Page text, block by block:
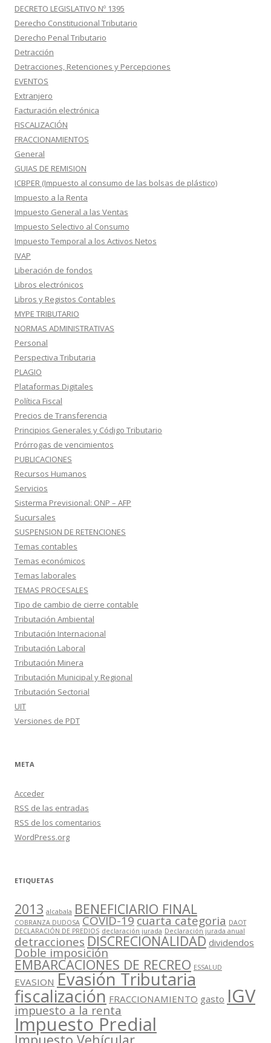
DECRETO LEGISLATIVO Nº 1395
Derecho Constitucional Tributario
Derecho Penal Tributario
Detracción
Detracciones, Retenciones y Percepciones
EVENTOS
Extranjero
Facturación electrónica
FISCALIZACIÓN
FRACCIONAMIENTOS
General
GUIAS DE REMISION
ICBPER (Impuesto al consumo de las bolsas de plástico)
Impuesto a la Renta
Impuesto General a las Ventas
Impuesto Selectivo al Consumo
Impuesto Temporal a los Activos Netos
IVAP
Liberación de fondos
Libros electrónicos
Libros y Registos Contables
MYPE TRIBUTARIO
NORMAS ADMINISTRATIVAS
Personal
Perspectiva Tributaria
PLAGIO
Plataformas Digitales
Política Fiscal
Precios de Transferencia
Principios Generales y Código Tributario
Prórrogas de vencimientos
PUBLICACIONES
Recursos Humanos
Servicios
Sisterma Previsional: ONP – AFP
Sucursales
SUSPENSION DE RETENCIONES
Temas contables
Temas económicos
Temas laborales
TEMAS PROCESALES
Tipo de cambio de cierre contable
Tributación Ambiental
Tributación Internacional
Tributación Laboral
Tributación Minera
Tributación Municipal y Regional
Tributación Sectorial
UIT
Versiones de PDT
META
Acceder
RSS de las entradas
RSS de los comentarios
WordPress.org
ETIQUETAS
2013 alcabala BENEFICIARIO FINAL
COBRANZA DUDOSA COVID-19cuarta categoria DAOT
DECLARACIÓN DE PREDIOS declaración jurada Declaración jurada anual
detracciones DISCRECIONALIDAD dividendos
Doble imposición
EMBARCACIONES DE RECREO ESSALUD
EVASION Evasión Tributaria
fiscalización FRACCIONAMIENTO gasto IGV
impuesto a la renta
Impuesto Predial